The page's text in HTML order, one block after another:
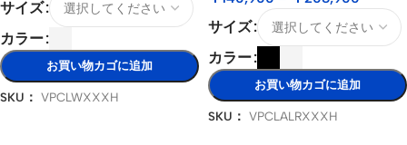
サイズ
カラー
お買い物カゴに追加
SKU： VPCLWXXXH
サイズ
カラー
お買い物カゴに追加
SKU： VPCLALRXXXH